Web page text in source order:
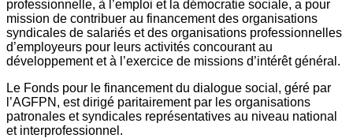
professionnelle, à l’emploi et la démocratie sociale, a pour
mission de contribuer au financement des organisations
syndicales de salariés et des organisations professionnelles
d’employeurs pour leurs activités concourant au
développement et à l’exercice de missions d’intérêt général.
Le Fonds pour le financement du dialogue social, géré par
l’AGFPN, est dirigé paritairement par les organisations
patronales et syndicales représentatives au niveau national
et interprofessionnel.